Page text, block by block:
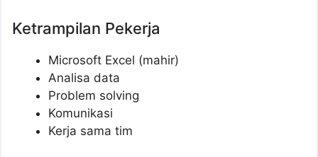
Ketrampilan Pekerja
Microsoft Excel (mahir)
Analisa data
Problem solving
Komunikasi
Kerja sama tim